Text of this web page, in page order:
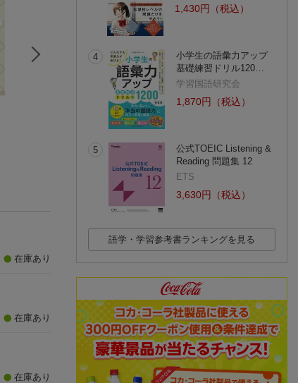
高校これでわかる問
題集 数学1＋A
松田 親典
高校これでわか
在庫あり
在庫あり
在庫あり
1,430円（税込）
4
小学生の語彙力アップ
基礎練習ドリル120…
学習国語研究会
1,870円（税込）
5
公式TOEIC Listening &
Reading 問題集 12
ETS
3,630円（税込）
語学・学習参考書ランキングを見る